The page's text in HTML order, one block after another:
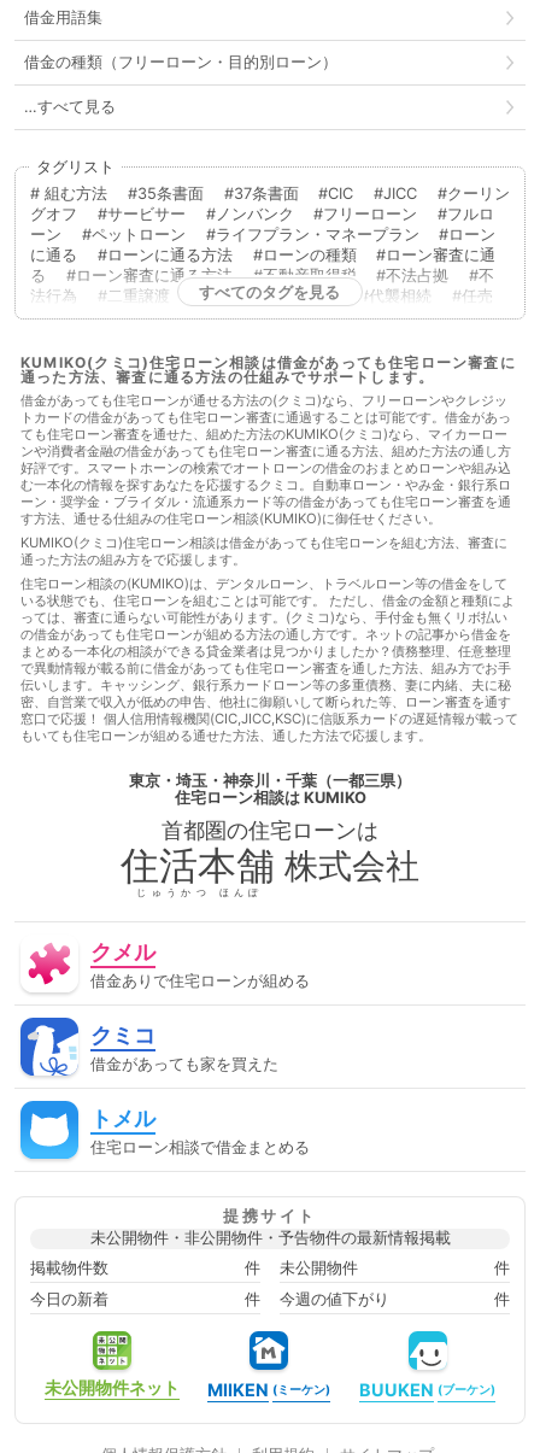
借金用語集
借金の種類（フリーローン・目的別ローン）
…すべて見る
タグリスト
組む方法
35条書面 37条書面 CIC JICC
クーリン
グオフ
サービサー ノンバンク フリーローン
フルロ
ーン
ペットローン ライフプラン・マネープラン
ローン
に通る
ローンに通る方法 ローンの種類
ローン審査に通
る
ローン審査に通る方法 不動産取得税 不法占拠
不
法行為
二重譲渡 代物弁済 代理人 代襲相続
任売
任意売却
低層住居専用地域 住宅ローン
住宅ローンに通
商品
住宅ローン審査 住宅ローン審査に通る
住宅ローン
審査に通る方法
住宅ローン相談 住宅購入
使用者責任
使用貸借
保佐人 個人信用情報 借地借家法
借地権
借金
借金あってもローンに通った
借金あってもローンに通
る
借金あってもローンに通る方法
借金あってもローン審査
に通る
借金あってもローン審査に通る方法
借金あっても住
宅ローンに通る
借金あっても住宅ローンに通る方法
借金あ
っても住宅ローン審査に通る
借金あっても住宅ローン審査に通
る方法
借金あっても審査に通る
借金あっても審査に通る方
法
借金あっても通る 借金あっても通る方法
借金があっ
てもローンに通る
借金があってもローンに通る方法
あってもローン審査に通る
借金があってもローン審査に通る方
法
借金があっても住宅ローンに通る
借金があっても住宅ロ
ーンに通る方法
借金があっても住宅ローンを組む
借金があ
っても住宅ローン審査に通る
借金があっても住宅ローン審査に
通る方法
借金があっても住宅ローン審査に通る方法
借金が
あっても住宅ローン審査に通過することは可能
借金があっても
審査に通る
借金があっても審査に通る
借金があっても審査
に通る方法
借金があっても通る 借金があっても通る
借
金があっても通る方法
借金があってローンに通る
ってローンに通る方法
借金があってローン審査に通る
があってローン審査に通る方法
借金があって住宅ローンに通
借金があって住宅ローンに通る方法
借金があって住宅ロ
借金があって住宅ローン審査に通る方法
金があって審査に通る
借金があって審査に通る方法
借金があって通る方法 停止条件
債権譲渡 入札
危険負担
原価法
取引事例比較法
取消権 合意解除
行
固定資産税 固定金利 土地
然果実
地権
容積率
る方法
専有部分 建ぺい率
築協定
建築基準法 建築確認
格
抗弁権 抵当権
敷地
敷地、防火、衛生、 時効
索の抗弁権
構造 構造計算 民事執行法
消滅時効
準防火地域 滞納 無効 無権代理
物件変
動
用益権 用途地域 登記 登記事項証明書
目的別ロ
直系尊属 相続時精算課税制度
破産 破産管財人 確定日付 税金 競売
財人
組む方法
組む方法ローンに通るローンに通る方法ロー
ン審査に通るローン審査に通る方法住宅ローンに通る住宅ローンに
通る方法住宅ローン審査に通る住宅ローン審査に通る方法住宅ロー
法借金があってもローン審査に通る借金があってもローン審査に通
る方法借金があっても住宅ローンに通る借金があっても住宅ローン
に通る方法借金があっても住宅ローン審査に通る借金があっても住
宅ローン審査に通る方法借金があっても住宅ローン審査に通る方法
借金があっても審査に通る借金があっても審査に通る借金があって
も審査に通る方法借金があっても通る借金があっても通る借金があ
すべてのタグを見る
KUMIKO(クミコ)住宅ローン相談は借金があっても住宅ローン審査に
通った方法、審査に通る方法の仕組みでサポートします。
借金があっても住宅ローンが通せる方法の(クミコ)なら、フリーローンやクレジッ
トカードの借金があっても住宅ローン審査に通過することは可能です。借金があっ
ても住宅ローン審査を通せた、組めた方法のKUMIKO(クミコ)なら、マイカーロー
ンや消費者金融の借金があっても住宅ローン審査に通る方法、組めた方法の通し方
好評です。スマートホーンの検索でオートローンの借金のおまとめローンや組み込
む一本化の情報を探すあなたを応援するクミコ。自動車ローン・やみ金・銀行系ロ
ーン・奨学金・ブライダル・流通系カード等の借金があっても住宅ローン審査を通
す方法、通せる仕組みの住宅ローン相談(KUMIKO)に御任せください。
KUMIKO(クミコ)住宅ローン相談は借金があっても住宅ローンを組む方法、審査に
通った方法の組み方をで応援します。
住宅ローン相談の(KUMIKO)は、デンタルローン、トラベルローン等の借金をして
いる状態でも、住宅ローンを組むことは可能です。 ただし、借金の金額と種類によ
っては、審査に通らない可能性があります。(クミコ)なら、手付金も無くリボ払い
の借金があっても住宅ローンが組める方法の通し方です。ネットの記事から借金を
まとめる一本化の相談ができる貸金業者は見つかりましたか？債務整理、任意整理
で異動情報が載る前に借金があっても住宅ローン審査を通した方法、組み方でお手
伝いします。キャッシング、銀行系カードローン等の多重債務、妻に内緒、夫に秘
密、自営業で収入が低めの申告、他社に御願いして断られた等、ローン審査を通す
窓口で応援！ 個人信用情報機関(CIC,JICC,KSC)に信販系カードの遅延情報が載って
もいても住宅ローンが組める通せた方法、通した方法で応援します。
東京・埼玉・神奈川・千葉（一都三県）
住宅ローン相談は KUMIKO
首都圏の住宅ローンは
住活本舗
じゅうかつ ほんぽ
株式会社
クメル
借金ありで住宅ローンが組める
クミコ
借金があっても家を買えた
トメル
住宅ローン相談で借金まとめる
提携サイト
未公開物件・非公開物件・予告物件の最新情報掲載
掲載物件数
件 未公開物件
件
今日の新着
件 今週の値下がり 件
未公開物件ネット MIIKEN (ミーケン) BUUKEN (ブーケン)